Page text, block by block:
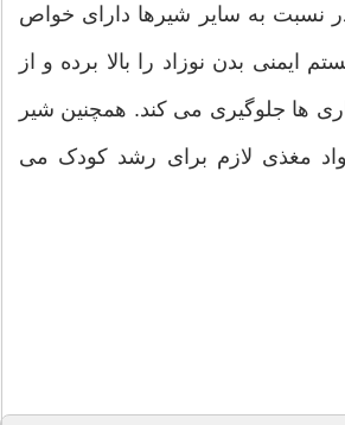
نسبت به سایر شیرها دارای خواص
ایمنی بدن نوزاد را بالا برده و از
ها جلوگیری می کند. همچنین شیر
مغذی لازم برای رشد کودک می